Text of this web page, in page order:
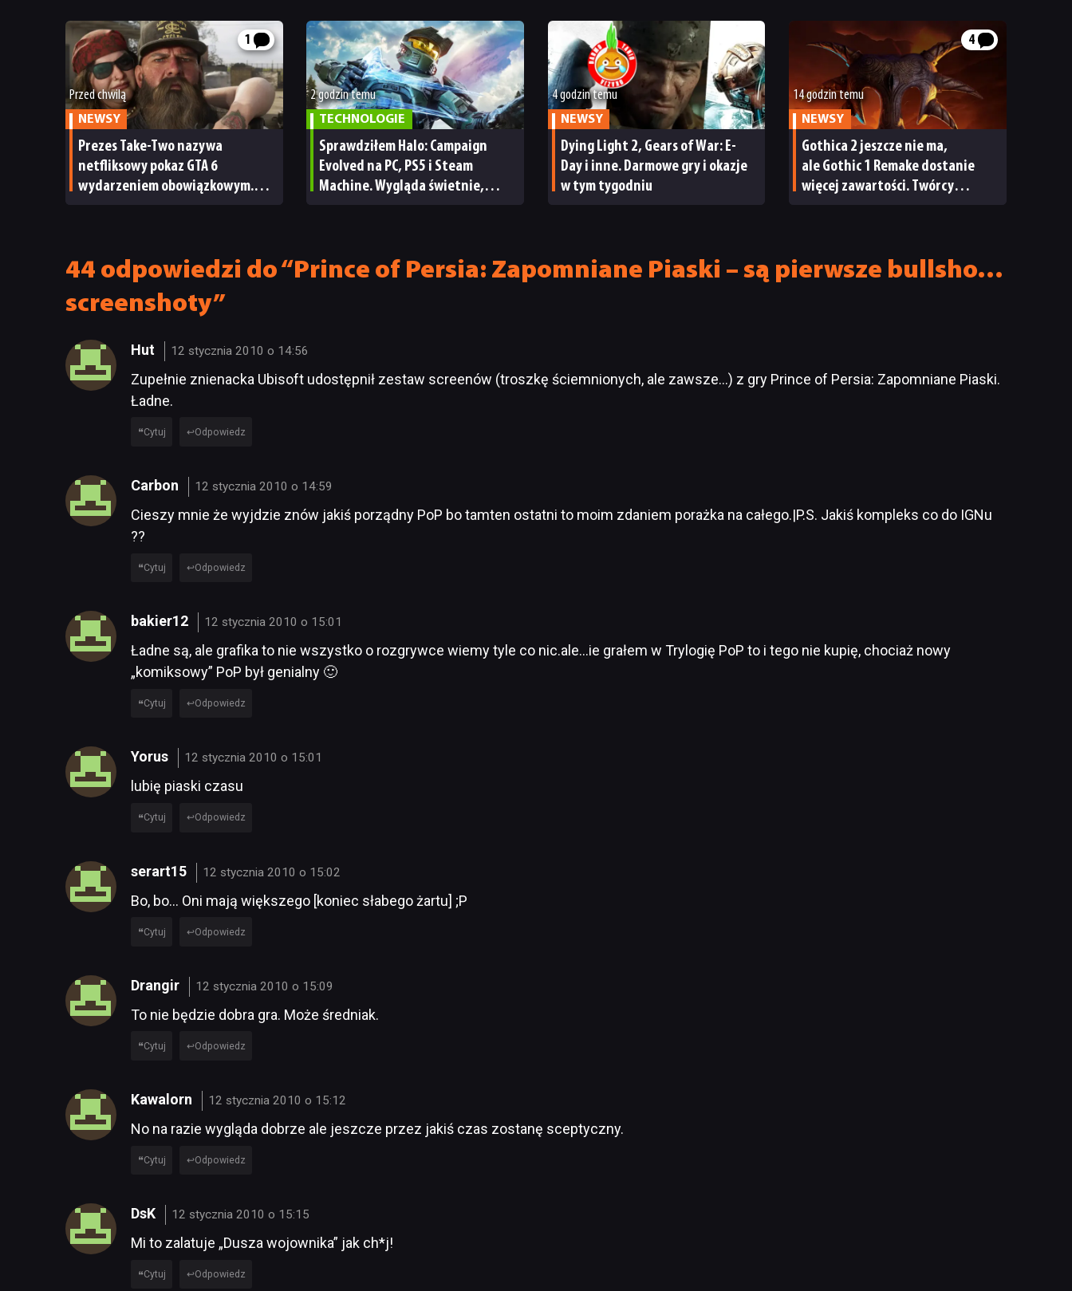
1
Przed chwilą
NEWSY
Prezes Take-Two nazywa
netfliksowy pokaz GTA 6
wydarzeniem obowiązkowym.
2 godzin temu
TECHNOLOGIE
Sprawdziłem Halo: Campaign
Evolved na PC, PS5 i Steam
Machine. Wygląda świetnie,
4 godzin temu
NEWSY
Dying Light 2, Gears of War: E-
Day i inne. Darmowe gry i okazje
w tym tygodniu
4
14 godzin temu
NEWSY
Gothica 2 jeszcze nie ma,
ale Gothic 1 Remake dostanie
więcej zawartości. Twórcy
44 odpowiedzi do “Prince of Persia: Zapomniane Piaski – są pierwsze bullsho…
screenshoty”
Hut 12 stycznia 2010 o 14:56
Zupełnie znienacka Ubisoft udostępnił zestaw screenów (troszkę ściemnionych, ale zawsze…) z gry Prince of Persia: Zapomniane Piaski.
Ładne.
Cytuj Odpowiedz
Carbon 12 stycznia 2010 o 14:59
Cieszy mnie że wyjdzie znów jakiś porządny PoP bo tamten ostatni to moim zdaniem porażka na całego.|P.S. Jakiś kompleks co do IGNu
??
Cytuj Odpowiedz
bakier12 12 stycznia 2010 o 15:01
Ładne są, ale grafika to nie wszystko o rozgrywce wiemy tyle co nic.ale…ie grałem w Trylogię PoP to i tego nie kupię, chociaż nowy
„komiksowy” PoP był genialny 🙂
Cytuj Odpowiedz
Yorus 12 stycznia 2010 o 15:01
lubię piaski czasu
Cytuj Odpowiedz
serart15 12 stycznia 2010 o 15:02
Bo, bo… Oni mają większego [koniec słabego żartu] ;P
Cytuj Odpowiedz
Drangir 12 stycznia 2010 o 15:09
To nie będzie dobra gra. Może średniak.
Cytuj Odpowiedz
Kawalorn 12 stycznia 2010 o 15:12
No na razie wygląda dobrze ale jeszcze przez jakiś czas zostanę sceptyczny.
Cytuj Odpowiedz
DsK 12 stycznia 2010 o 15:15
Mi to zalatuje „Dusza wojownika” jak ch*j!
Cytuj Odpowiedz